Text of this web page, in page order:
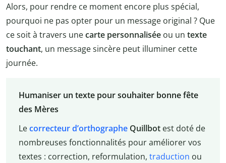
Alors, pour rendre ce moment encore plus spécial,
pourquoi ne pas opter pour un message original ? Que
ce soit à travers unecarte personnalisée ou un texte
touchant, un message sincère peut illuminer cette
journée.
Humaniser un texte pour souhaiter bonne fête
des Mères
Lecorrecteur d’orthographeQuillbotest doté de
nombreuses fonctionnalités pour améliorer vos
textes : correction, reformulation, traduction ou